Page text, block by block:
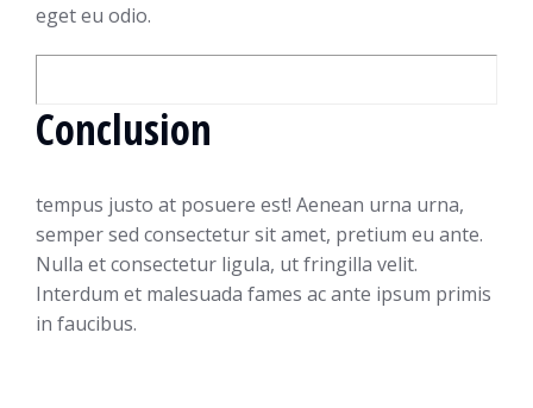
eget eu odio.
Conclusion
tempus justo at posuere est! Aenean urna urna,
semper sed consectetur sit amet, pretium eu ante.
Nulla et consectetur ligula, ut fringilla velit.
Interdum et malesuada fames ac ante ipsum primis
in faucibus.